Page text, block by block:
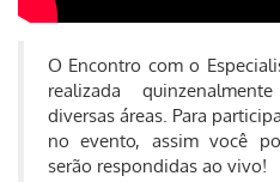
O Encontro com o
realizada
diversas áreas. Para
no evento, assim você
serão respondidas ao vivo!